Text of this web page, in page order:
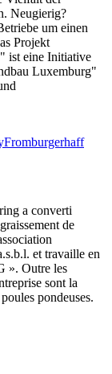
Neugierig?
um einen
Projekt
ist eine Initiative
Luxemburg"
Fromburgerhaff
a converti
de
et travaille en
». Outre les
sont la
pondeuses.